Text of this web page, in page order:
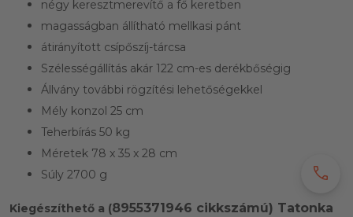
négy keresztmerevítő a fő keretben
magasságban állítható mellkasi pánt
átirányított csípőszíj-tárcsa
Szélességállítás akár 122 cm-es derékbőségig
Állvány további rögzítési lehetőségekkel
Mély konzol 25 cm
Teherbírás 50 kg
Méretek 78 x 35 x 28 cm
Súly 2700 g
Kiegészíthető a (8955371946 cikkszámú) Tatonka
call